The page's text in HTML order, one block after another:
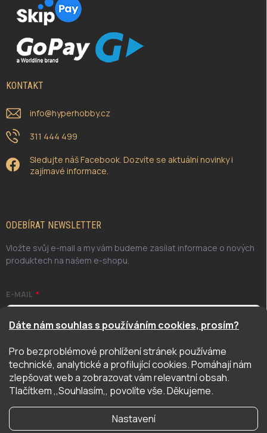
Dáte nám souhlas s používáním cookies, prosím?
Pro bezproblémové prohlížení stránek používáme
technické, analytické a profilující cookies. Pomáhají nám
zlepšovat web a zobrazovat vám relevantní obsah.
Tlačítkem ,,Souhlasím,, povolíte vše. Děkujeme.
Nastavení
KONTAKT
info@hyperhobby.cz
311 444 499
Sledujte náš Facebook. Dozvíte se aktuální novinky i
zajímavé informace.
ODEBÍRAT NEWSLETTER
Vložte svůj e-mail a my vám budeme zasílat informace o nových
produktech na našem e-shopu.
E-MAIL
Odesláním potvrzuji, že jsem se seznámil/a se zásadami
ochrany osobních údajů. Úplné znění naleznetezde
PŘIHLÁSIT SE